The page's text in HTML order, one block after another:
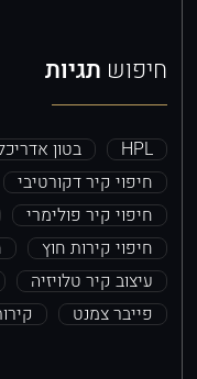
חיפוש תגיות
HPL בטון
חיפוי קיר דקורטיבי
חיפוי קיר פולימרי
חיפוי קירות חוץ
עיצוב קיר טלויזיה
פייבר צמנט